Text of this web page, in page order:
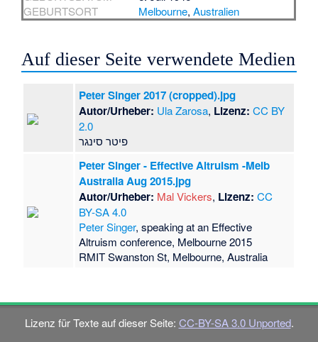
GEBURTSORT
Melbourne,Australien
Auf dieser Seite verwendete Medien
Peter Singer 2017 (cropped).jpg
Autor/Urheber: Ula Zarosa, Lizenz: CC BY
2.0
פיטר סינגר
Peter Singer - Effective Altruism -Melb
Australia Aug 2015.jpg
Autor/Urheber: Mal Vickers, Lizenz: CC
BY-SA 4.0
Peter Singer, speaking at an Effective
Altruism conference, Melbourne 2015
RMIT Swanston St, Melbourne, Australia
Lizenz für Texte auf dieser Seite: CC-BY-SA 3.0 Unported.